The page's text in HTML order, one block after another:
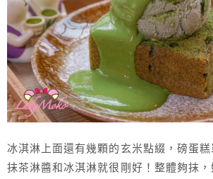
冰淇淋上面還有幾顆的玄米點綴，磅蛋
抹茶淋醬和冰淇淋就很剛好！整體夠抹，